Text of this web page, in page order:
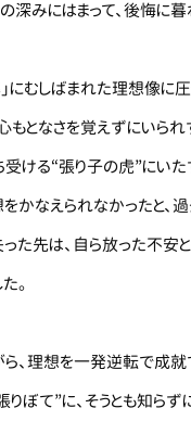
深みにはまって、後悔に暮
にむしばまれた理想像に
もとなさを覚えずにいら
受ける“張り子の虎”にい
をかなえられなかったと
った先は、自ら放った不安
。
、理想を一発逆転で成就
りぼて”に、そうとも知ら